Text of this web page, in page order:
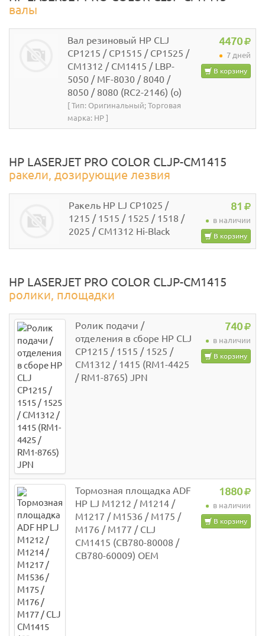
валы
Вал резиновый НР CLJ
CP1215 / CP1515 / CP1525 /
CM1312 / CM1415 / LBP-
5050 / MF-8030 / 8040 /
8050 / 8080 (RC2-2146) (o)
[ Тип: Оригинальный; Торговая
марка: HP ]
4470
7 дней
В корзину
HP LASERJET PRO COLOR CLJP-CM1415
ракели, дозирующие лезвия
Ракель HP LJ CP1025 /
1215 / 1515 / 1525 / 1518 /
2025 / CM1312 Hi-Black
81
в наличии
В корзину
HP LASERJET PRO COLOR CLJP-CM1415
ролики, площадки
Ролик подачи /
отделения в сборе HP CLJ
CP1215 / 1515 / 1525 /
CM1312 / 1415 (RM1-4425
/ RM1-8765) JPN
740
в наличии
В корзину
Тормозная площадка ADF
HP LJ M1212 / M1214 /
M1217 / M1536 / M175 /
M176 / M177 / CLJ
CM1415 (CB780-80008 /
CB780-60009) OEM
1880
в наличии
В корзину